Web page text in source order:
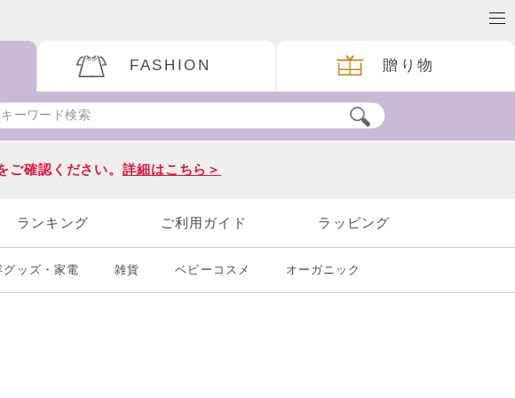
FASHION 贈り物
ご確認ください。詳細はこちら＞
ランキング ご利用ガイド ラッピング
グッズ・家電 雑貨 ベビーコスメ オーガニック